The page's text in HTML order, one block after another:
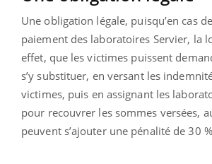
Une obligation légale, puisqu’en cas
paiement des laboratoires Servier, la
effet, que les victimes puissent
s’y substituer, en versant les
victimes, puis en assignant les
pour recouvrer les sommes versées,
peuvent s’ajouter une pénalité de 30